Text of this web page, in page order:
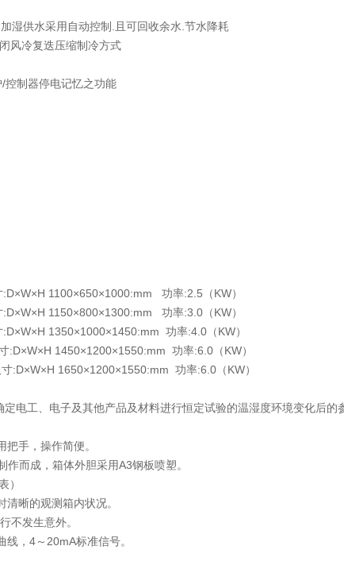
湿供水采用自动控制.且可回收余水.节水降耗
风冷复迭压缩制冷方式
控制器停电记忆之功能
1100×650×1000:mm 功率:2.5（KW）
1150×800×1300:mm 功率:3.0（KW）
1350×1000×1450:mm 功率:4.0（KW）
1450×1200×1550:mm 功率:6.0（KW）
1650×1200×1550:mm 功率:6.0（KW）
电工、电子及其他产品及材料进行恒定试验的温湿度环境变化后的
手，操作简便。
而成，箱体外胆采用A3钢板喷塑。
）
晰的观测箱内状况。
不发生意外。
，4～20mA标准信号。